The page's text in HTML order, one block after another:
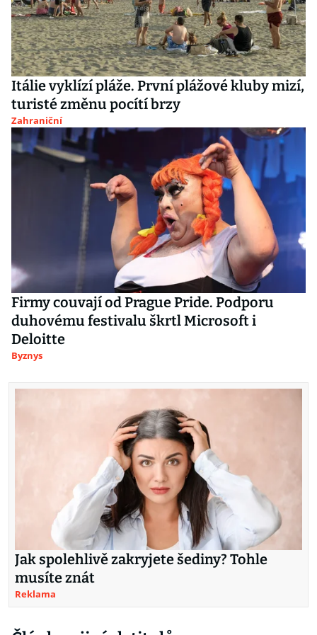
Itálie vyklízí pláže. První plážové kluby mizí,
turisté změnu pocítí brzy
Zahraniční
Firmy couvají od Prague Pride. Podporu
duhovému festivalu škrtl Microsoft i
Deloitte
Byznys
Jak spolehlivě zakryjete šediny? Tohle
musíte znát
Reklama